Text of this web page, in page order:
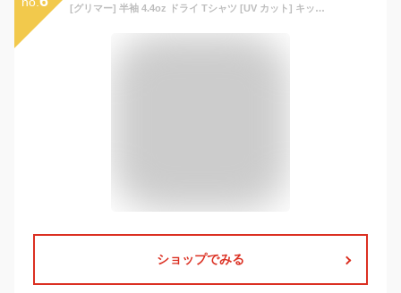
[グリマー] 半袖 4.4oz ドライ Tシャツ [UV カット] キッズ ミディアムブルー 日本 140cm (-)
ショップでみる